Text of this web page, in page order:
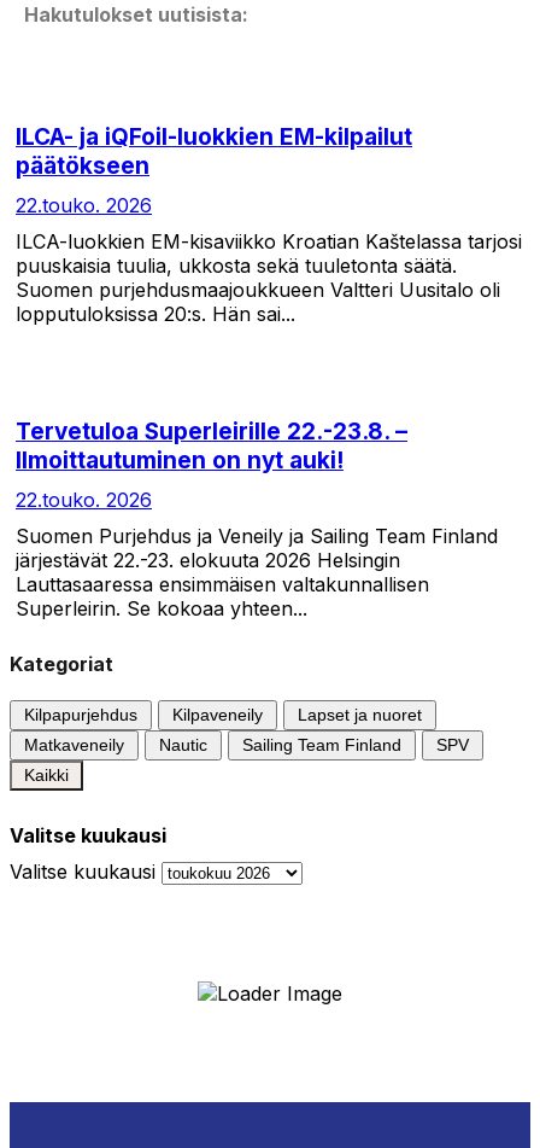
Hakutulokset uutisista:
ILCA- ja iQFoil-luokkien EM-kilpailut
päätökseen
22.touko. 2026
ILCA-luokkien EM-kisaviikko Kroatian Kaštelassa tarjosi
puuskaisia tuulia, ukkosta sekä tuuletonta säätä.
Suomen purjehdusmaajoukkueen Valtteri Uusitalo oli
lopputuloksissa 20:s. Hän sai...
Tervetuloa Superleirille 22.-23.8. –
Ilmoittautuminen on nyt auki!
22.touko. 2026
Suomen Purjehdus ja Veneily ja Sailing Team Finland
järjestävät 22.-23. elokuuta 2026 Helsingin
Lauttasaaressa ensimmäisen valtakunnallisen
Superleirin. Se kokoaa yhteen...
Kategoriat
Kilpapurjehdus Kilpaveneily
Lapset ja nuoret
Matkaveneily
Nautic Sailing Team Finland
SPV
Kaikki
Valitse kuukausi
Valitse kuukausi